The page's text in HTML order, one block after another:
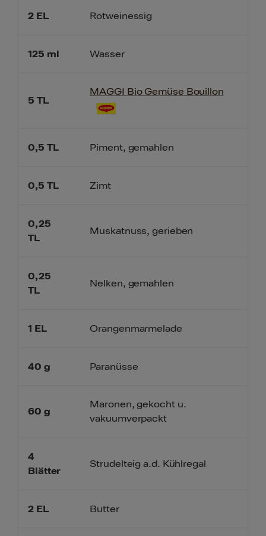
2 EL
125 ml
5 TL
0,5 TL
0,5 TL
0,25
TL
0,25
TL
1 EL
40 g
60 g
4
Blätter
2 EL
Rotweinessig
Wasser
MAGGI Bio Gemüse Bouillon
Piment, gemahlen
Zimt
Muskatnuss, gerieben
Nelken, gemahlen
Orangenmarmelade
Paranüsse
Maronen, gekocht u.
vakuumverpackt
Strudelteig a.d. Kühlregal
Butter